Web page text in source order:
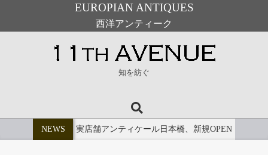
EUROPIAN ANTIQUES
西洋アンティーク
知を紡ぐ
Navigation
Search
NEWS 実店舗アンティケール日本橋、新規OPEN